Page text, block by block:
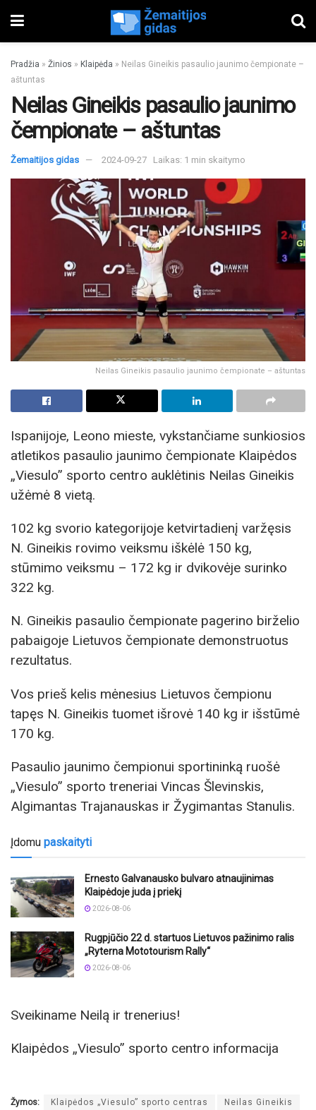
Pradžia » Žinios » Klaipėda » Neilas Gineikis pasaulio jaunimo čempionate –
aštuntas
Neilas Gineikis pasaulio jaunimo
čempionate – aštuntas
Žemaitijos gidas 2024-09-27 Laikas: 1 min skaitymo
Neilas Gineikis pasaulio jaunimo čempionate – aštuntas
Ispanijoje, Leono mieste, vykstančiame sunkiosios
atletikos pasaulio jaunimo čempionate Klaipėdos
„Viesulo” sporto centro auklėtinis Neilas Gineikis
užėmė 8 vietą.
102 kg svorio kategorijoje ketvirtadienį varžęsis
N. Gineikis rovimo veiksmu iškėlė 150 kg,
stūmimo veiksmu – 172 kg ir dvikovėje surinko
322 kg.
N. Gineikis pasaulio čempionate pagerino birželio
pabaigoje Lietuvos čempionate demonstruotus
rezultatus.
Vos prieš kelis mėnesius Lietuvos čempionu
tapęs N. Gineikis tuomet išrovė 140 kg ir išstūmė
170 kg.
Pasaulio jaunimo čempionui sportininką ruošė
„Viesulo” sporto treneriai Vincas Šlevinskis,
Algimantas Trajanauskas ir Žygimantas Stanulis.
Įdomu paskaityti
Ernesto Galvanausko bulvaro atnaujinimas
Klaipėdoje juda į priekį
2026-08-06
Rugpjūčio 22 d. startuos Lietuvos pažinimo ralis
„Ryterna Mototourism Rally“
2026-08-06
Sveikiname Neilą ir trenerius!
Klaipėdos „Viesulo” sporto centro informacija
Žymos: Klaipėdos „Viesulo” sporto centras Neilas Gineikis